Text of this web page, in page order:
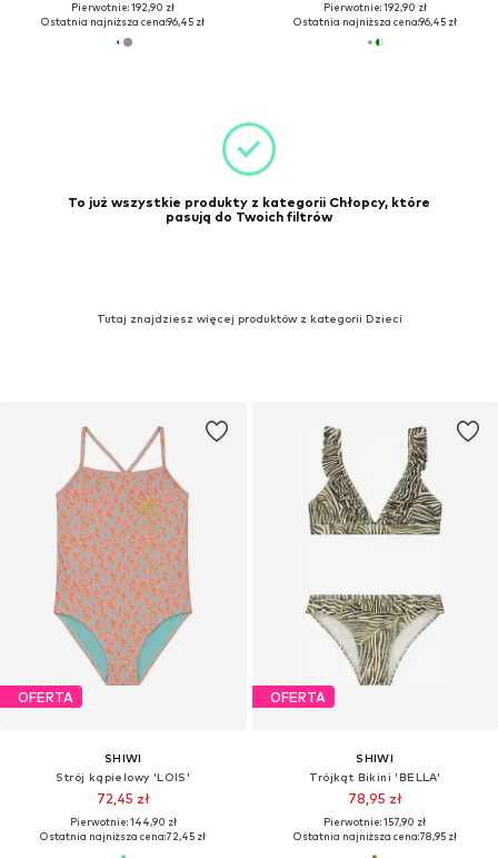
Pierwotnie: 192,90 zł
Ostatnia najniższa cena:96,45 zł
Pierwotnie: 192,90 zł
Ostatnia najniższa cena:96,45 zł
To już wszystkie produkty z kategorii Chłopcy, które
pasują do Twoich filtrów
Tutaj znajdziesz więcej produktów z kategorii Dzieci
OFERTA
SHIWI
Strój kąpielowy 'LOIS'
72,45 zł
Pierwotnie: 144,90 zł
Ostatnia najniższa cena:72,45 zł
OFERTA
SHIWI
Trójkąt Bikini 'BELLA'
78,95 zł
Pierwotnie: 157,90 zł
Ostatnia najniższa cena:78,95 zł